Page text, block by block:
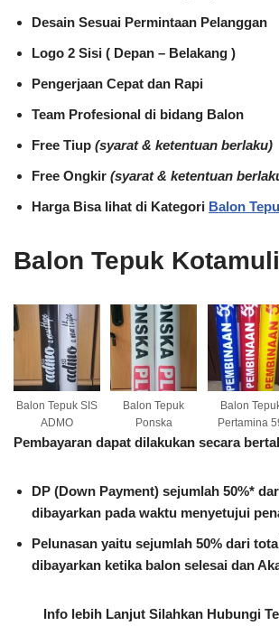
Desain Sesuai Permintaan Pelanggan
Logo 2 Sisi ( Depan – Belakang )
Pengerjaan Cepat dan Rapi
Team Profesional di bidang Balon
Free Tiup (syarat & ketentuan berlaku)
Free Ongkir (syarat & ketentuan
Harga Bisa lihat di Kategori Balon
Balon Tepuk
Balon Tepuk SIS
ADMO
Balon Tepuk
Ponska
Balon
Pertamina
Pembayaran dapat dilakukan secara
DP (Down Payment) sejumlah 50%*
dibayarkan pada waktu menyetujui
Pelunasan yaitu sejumlah 50% dari
dibayarkan ketika balon selesai dan
Info lebih Lanjut Silahkan Hubungi